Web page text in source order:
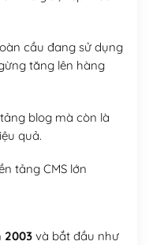
cầu đang sử dụng
tăng lên hàng
blog mà còn là
quả.
tảng CMS lớn
2003và bắt đầu như